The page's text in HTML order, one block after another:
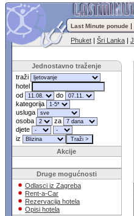
Last Minute ponude |
Phuket | Šri Lanka |
Jednostavno traženje
traži
hotel
od
do
kategorija
usluga
osoba
za
djete
iz
Akcije
Druge mogućnosti
Odlasci iz Zagreba
Rent-a-Car
Rezervacija hotela
Opisi hotela